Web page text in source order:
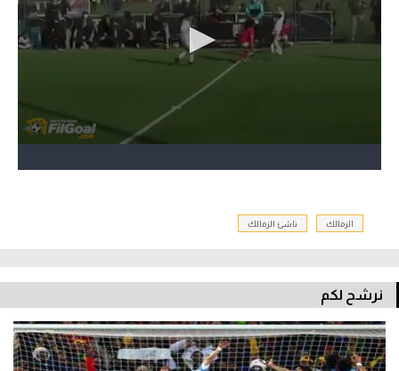
الزمالك ناشئ الزمالك
نرشح لكم